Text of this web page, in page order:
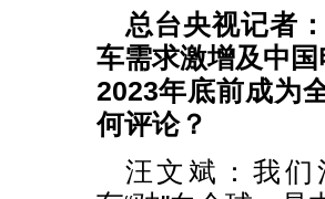
总台央视记者
车需求激增及中
2023年底前成为
何评论？
汪文斌：我